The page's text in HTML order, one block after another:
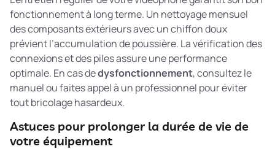
fonctionnement à long terme. Un nettoyage mensuel
des composants extérieurs avec un chiffon doux
prévient l’accumulation de poussière. La vérification des
connexions et des piles assure une performance
optimale. En cas dedysfonctionnement, consultez le
manuel ou faites appel à un professionnel pour éviter
tout bricolage hasardeux.
Astuces pour prolonger la durée de vie de
votre équipement